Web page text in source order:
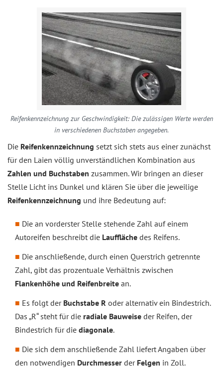
Reifenkennzeichnung zur Geschwindigkeit: Die zulässigen Werte werden
in verschiedenen Buchstaben angegeben.
Die Reifenkennzeichnung setzt sich stets aus einer zunächst
für den Laien völlig unverständlichen Kombination aus
Zahlen und Buchstaben zusammen. Wir bringen an dieser
Stelle Licht ins Dunkel und klären Sie über die jeweilige
Reifenkennzeichnung und ihre Bedeutung auf:
Die an vorderster Stelle stehende Zahl auf einem
Autoreifen beschreibt die Lauffläche des Reifens.
Die anschließende, durch einen Querstrich getrennte
Zahl, gibt das prozentuale Verhältnis zwischen
Flankenhöhe und Reifenbreite an.
Es folgt der Buchstabe R oder alternativ ein Bindestrich.
Das „R“ steht für die radiale Bauweise der Reifen, der
Bindestrich für die diagonale.
Die sich dem anschließende Zahl liefert Angaben über
den notwendigen Durchmesser der Felgen in Zoll.